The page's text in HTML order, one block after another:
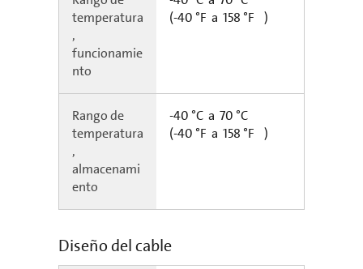
temperatura
,
funcionamie
nto
(-40 °F a 158 °F )
Rango de
temperatura
,
almacenami
ento
-40 °C a 70 °C
(-40 °F a 158 °F )
Diseño del cable